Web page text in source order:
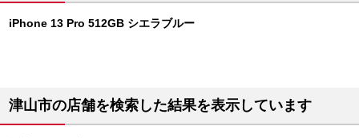
iPhone 13 Pro 512GB シエラブルー
津山市の店舗を検索した結果を表示しています